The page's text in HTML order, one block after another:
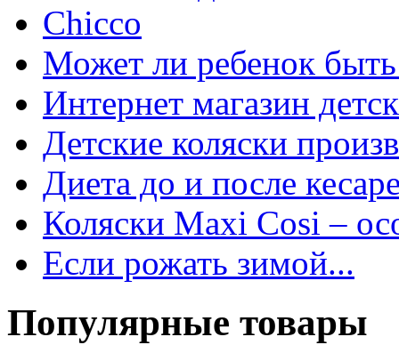
Chicco
Может ли ребенок быть
Интернет магазин
Детские коляски
Диета до и после
Коляски Maxi Cosi –
Если рожать зимой...
Популярные товары